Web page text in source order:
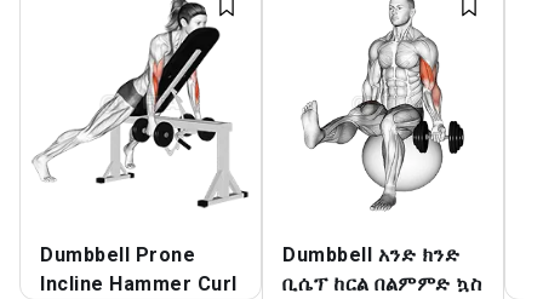
Dumbbell Prone
Incline Hammer Curl
Dumbbell አንድ ክንድ
ቢሴፕ ከርል በልምምድ ኳስ